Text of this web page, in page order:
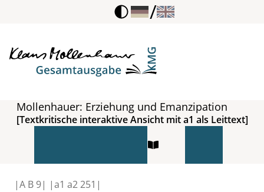
/
Mollenhauer: Erziehung und Emanzipation
[Textkritische interaktive Ansicht mit a1 als Leittext]
|A B 9| |a1 a2251|